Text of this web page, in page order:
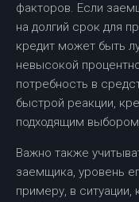
факторов. Если
на долгий срок для
кредит может быть
невысокой
потребность в
быстрой реакции,
подходящим выбором
Важно также
заемщика, уровень
примеру, в